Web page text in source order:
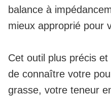
balance à
mieux approprié pour
Cet outil plus précis
de connaître votre
grasse, votre teneur